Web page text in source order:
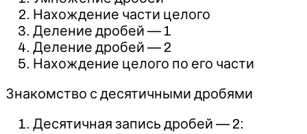
Нахождение части целого
Деление дробей — 1
Деление дробей — 2
Нахождение целого по его части
Знакомство с десятичными дробями
Десятичная запись дробей — 2: